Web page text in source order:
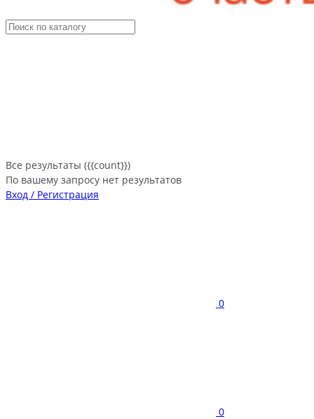
Все результаты ({{count}})
По вашему запросу нет результатов
Вход / Регистрация
0
0